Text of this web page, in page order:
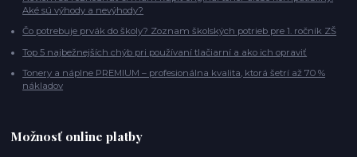
Aké sú výhody a nevýhody?
Čo potrebuje prvák do školy? Zoznam školských potrieb pre 1. ročník ZŠ
Top 5 najbežnejších chýb pri používaní tlačiarní a ako ich opraviť
Tonery a náplne PREMIUM – profesionálna kvalita, ktorá šetrí až 70 %
nákladov
Možnosť online platby